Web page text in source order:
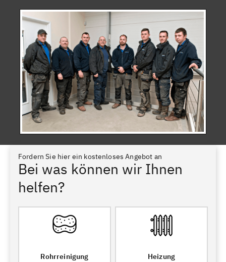
Fordern Sie hier ein kostenloses Angebot an
Bei was können wir Ihnen
helfen?
Rohrreinigung Heizung